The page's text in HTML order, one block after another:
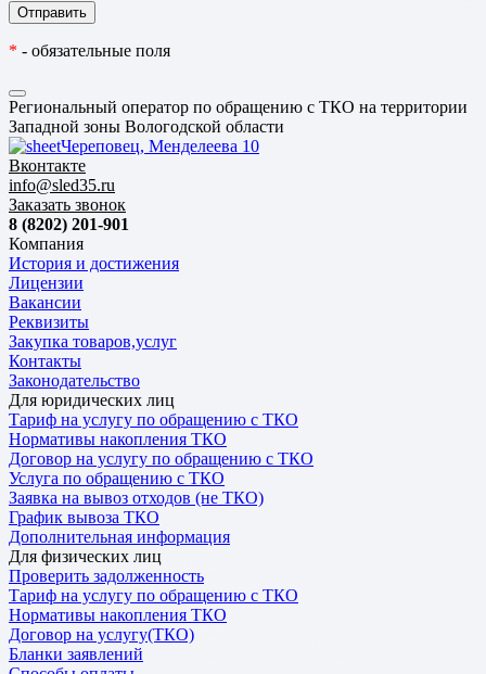
* - обязательные поля
Региональный оператор по обращению с ТКО на территории
Западной зоны Вологодской области
Череповец, Менделеева 10
Вконтакте
info@sled35.ru
Заказать звонок
8 (8202) 201-901
Компания
История и достижения
Лицензии
Вакансии
Реквизиты
Закупка товаров,услуг
Контакты
Законодательство
Для юридических лиц
Тариф на услугу по обращению с ТКО
Нормативы накопления ТКО
Договор на услугу по обращению с ТКО
Услуга по обращению с ТКО
Заявка на вывоз отходов (не ТКО)
График вывоза ТКО
Дополнительная информация
Для физических лиц
Проверить задолженность
Тариф на услугу по обращению с ТКО
Нормативы накопления ТКО
Договор на услугу(ТКО)
Бланки заявлений